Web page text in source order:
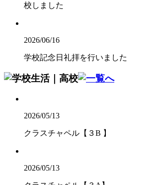
校しました
2026/06/16
学校記念日礼拝を行いました
2026/05/13
クラスチャペル【３B 】
2026/05/13